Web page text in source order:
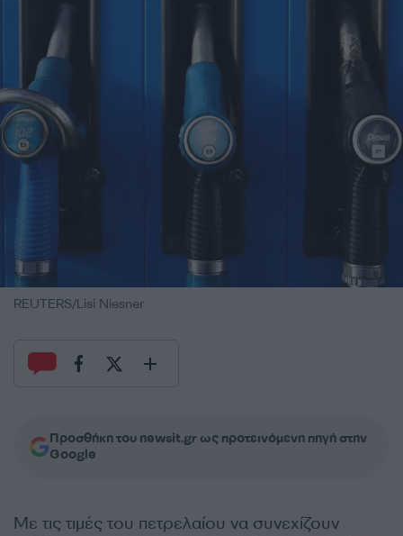
REUTERS/Lisi Niesner
Προσθήκη του newsit.gr ως προτεινόμενη πηγή στην
Google
Με τις τιμές του πετρελαίου να συνεχίζουν